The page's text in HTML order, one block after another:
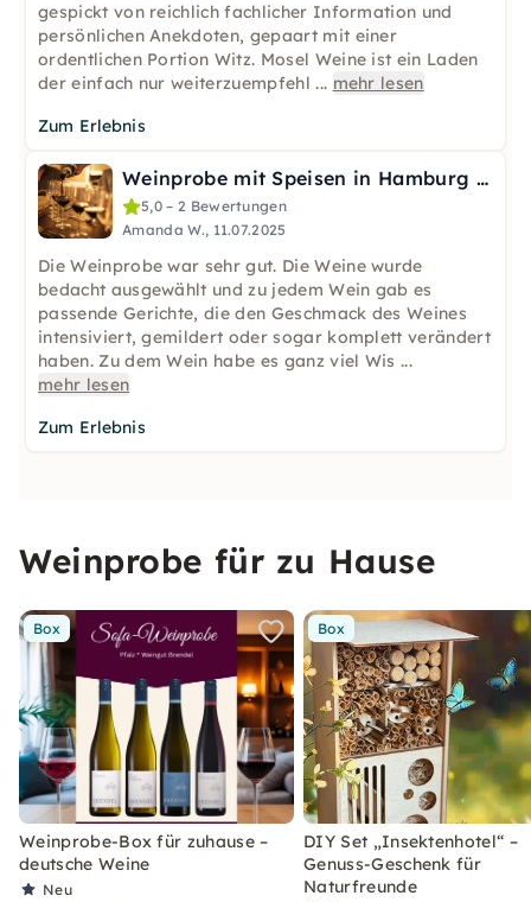
gespickt von reichlich fachlicher Information und
persönlichen Anekdoten, gepaart mit einer
ordentlichen Portion Witz. Mosel Weine ist ein Laden
der einfach nur weiterzuempfehl ... mehr lesen
Zum Erlebnis
Weinprobe mit Speisen in Hamburg - Georgische Weinreise
5,0 – 2 Bewertungen
Amanda W., 11.07.2025
Die Weinprobe war sehr gut. Die Weine wurde
bedacht ausgewählt und zu jedem Wein gab es
passende Gerichte, die den Geschmack des Weines
intensiviert, gemildert oder sogar komplett verändert
haben. Zu dem Wein habe es ganz viel Wis ...
mehr lesen
Zum Erlebnis
Weinprobe für zu Hause
Box
Weinprobe-Box für zuhause –
deutsche Weine
Neu
Box
DIY Set „Insektenhotel“ –
Genuss-Geschenk für
Naturfreunde